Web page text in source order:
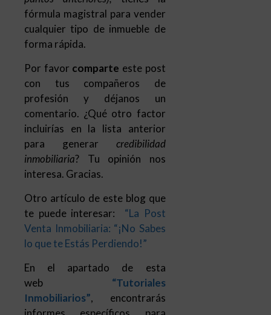
profesión y déjanos un
comentario. ¿Qué otro factor
incluirías en la lista anterior
para generar
inmobiliaria? Tu opinión nos
interesa. Gracias.
Otro artículo de este blog que
te puede interesar:
La Post
Venta Inmobiliaria: “¡No Sabes
lo que te Estás Perdiendo!”
En el apartado de esta
web
“Tutoriales
Inmobiliarios”
, encontrarás
informes específicos para
descubrir las Habilidades y
Competencias que dominan
todos los Agentes
Inmobiliarios de Éxito”.